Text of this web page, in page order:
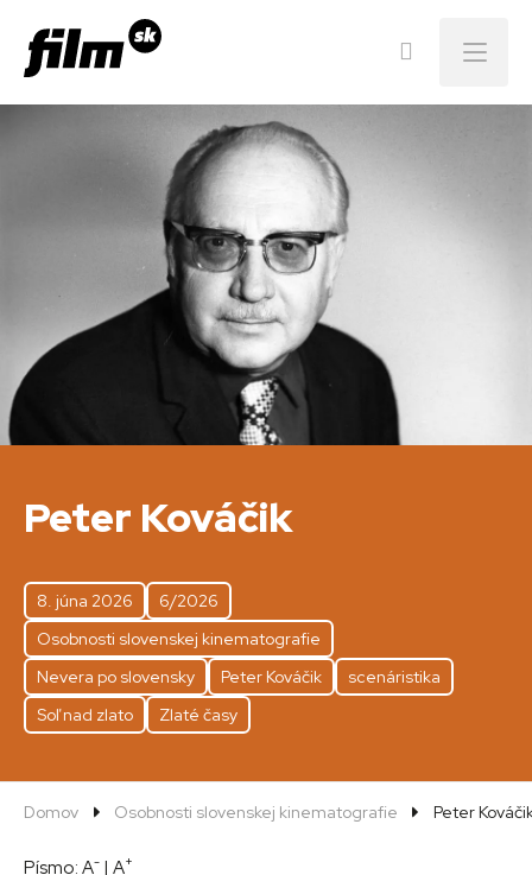
Menu
Peter Kováčik
8. júna 2026
6/2026
Osobnosti slovenskej kinematografie
Nevera po slovensky
Peter Kováčik
scenáristika
Soľ nad zlato
Zlaté časy
Domov Osobnosti slovenskej kinematografie Peter
Písmo: A- | A+